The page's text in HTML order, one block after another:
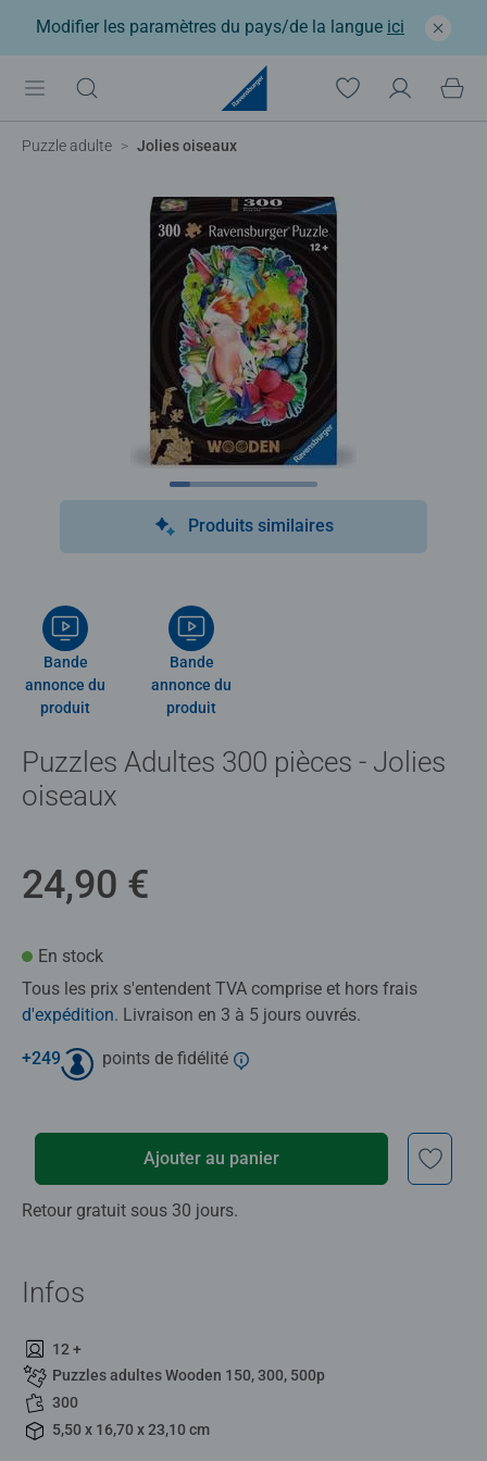
Modifier les paramètres du pays/de la langue ici
Puzzle adulte Jolies oiseaux
Produits similaires
Bande
annonce du
produit
Bande
annonce du
produit
Puzzles Adultes 300 pièces - Jolies
oiseaux
24,90 €
En stock
Tous les prix s'entendent TVA comprise et hors frais
d'expédition. Livraison en 3 à 5 jours ouvrés.
+249 points de fidélité
Ajouter au panier
Retour gratuit sous 30 jours.
Infos
12 +
Puzzles adultes Wooden 150, 300, 500p
300
5,50 x 16,70 x 23,10 cm